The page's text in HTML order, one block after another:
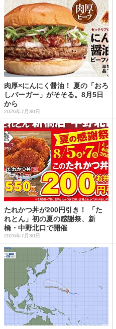
肉厚×にんにく醤油！ 夏の「おろ
しバーガー」がそそる。8月5日
から
2026年7月30日
たれかつ丼が200円引き！ 「た
れとん」初の夏の感謝祭、新
橋・中野北口で開催
2026年7月30日